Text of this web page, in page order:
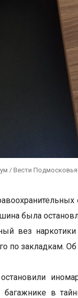
/ Вести Подмосковья
была
вез
по закладкам.
в